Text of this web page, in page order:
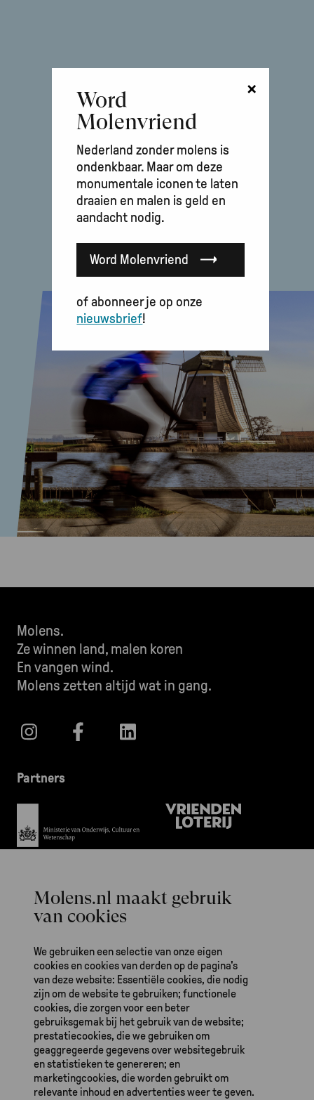
We gebruiken een selectie van onze eigen
cookies en cookies van derden op de pagina's
van deze website: Essentiële cookies, die nodig
zijn om de website te gebruiken; functionele
cookies, die zorgen voor een beter
gebruiksgemak bij het gebruik van de website;
prestatiecookies, die we gebruiken om
geaggregeerde gegevens over websitegebruik
en statistieken te genereren; en
marketingcookies, die worden gebruikt om
relevante inhoud en advertenties weer te geven.
×
Word
Molenvriend
Nederland zonder molens is
ondenkbaar. Maar om deze
monumentale iconen te laten
draaien en malen is geld en
aandacht nodig.
Word Molenvriend
of abonneer je op onze
nieuwsbrief!
Molens.
Ze winnen land, malen koren
En vangen wind.
Molens zetten altijd wat in gang.
Partners
bijdragen van fondsen en particulieren.
De Hollandsche Molen
Zeeburgerdijk 139
1095 AA Amsterdam